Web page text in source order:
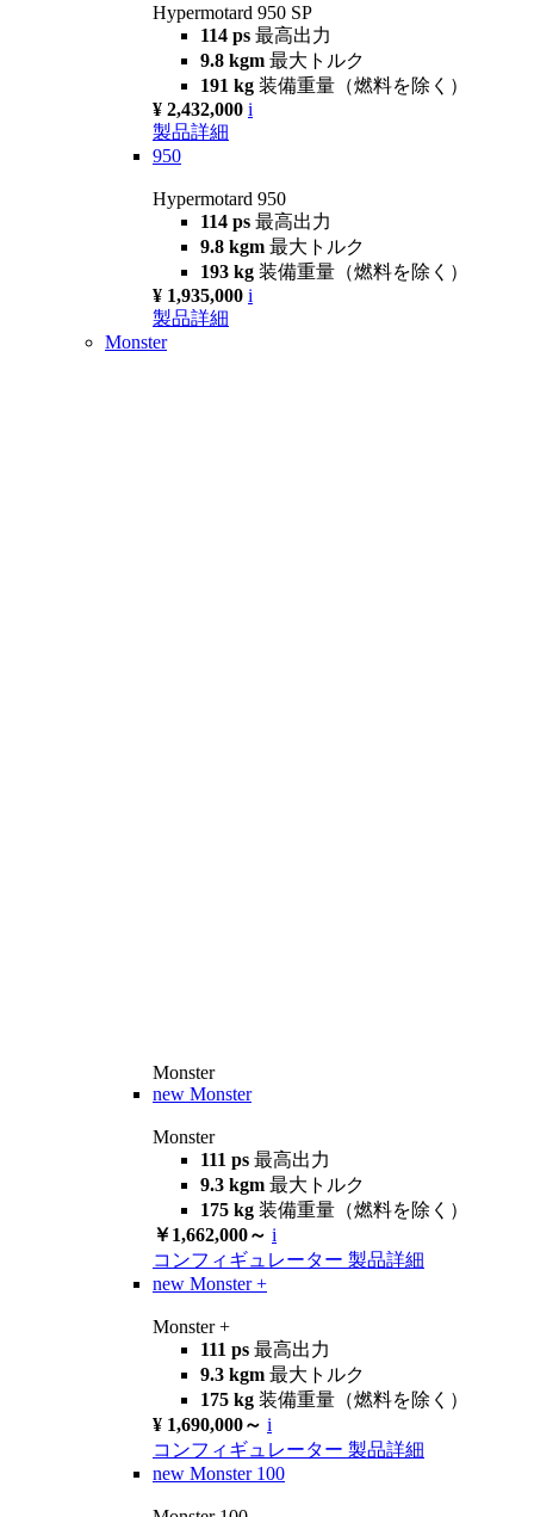
Hypermotard 950 SP
114 ps 最高出力
9.8 kgm 最大トルク
191 kg 装備重量（燃料を除く）
¥ 2,432,000 i
製品詳細
950
Hypermotard 950
114 ps 最高出力
9.8 kgm 最大トルク
193 kg 装備重量（燃料を除く）
¥ 1,935,000 i
製品詳細
Monster
Monster
new Monster
Monster
111 ps 最高出力
9.3 kgm 最大トルク
175 kg 装備重量（燃料を除く）
￥1,662,000～ i
コンフィギュレーター 製品詳細
new Monster +
Monster +
111 ps 最高出力
9.3 kgm 最大トルク
175 kg 装備重量（燃料を除く）
¥ 1,690,000～ i
コンフィギュレーター 製品詳細
new Monster 100